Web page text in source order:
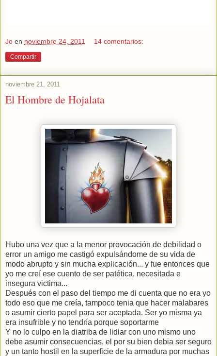
Jo en noviembre 24, 2011 14 comentarios:
Compartir
noviembre 21, 2011
El Hombre de Hojalata
Hubo una vez que a la menor provocación de debilidad o
error un amigo me castigó expulsándome de su vida de
modo abrupto y sin mucha explicación... y fue entonces que
yo me creí ese cuento de ser patética, necesitada e
insegura victima...
Después con el paso del tiempo me di cuenta que no era yo
todo eso que me creía, tampoco tenia que hacer malabares
o asumir cierto papel para ser aceptada. Ser yo misma ya
era insufrible y no tendría porque soportarme
Y no lo culpo en la diatriba de lidiar con uno mismo uno
debe asumir consecuencias, el por su bien debia ser seguro
y un tanto hostil en la superficie de la armadura por muchas